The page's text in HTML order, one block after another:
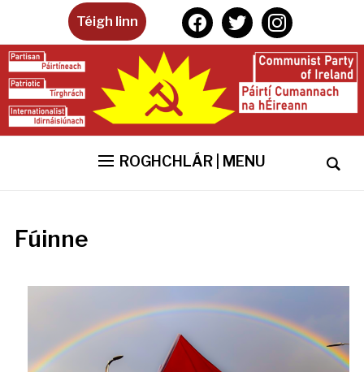
Téigh linn facebooktwitterinstagram
ROGHCHLÁR | MENU
Fúinne